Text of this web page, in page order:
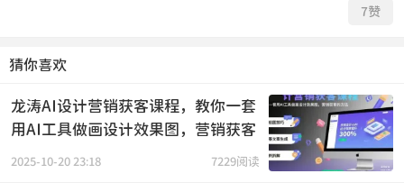
7赞
猜你喜欢
龙涛AI设计营销获客课程，教你一套
用AI工具做画设计效果图，营销获客
7229阅读
2025-10-20 23:18